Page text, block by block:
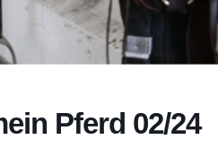
Pferd 02/24